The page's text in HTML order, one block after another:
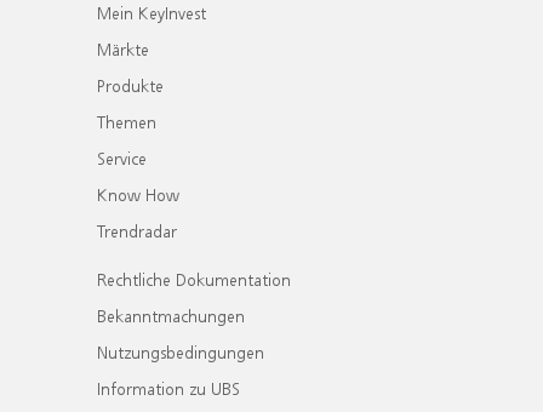
Mein KeyInvest
Märkte
Produkte
Themen
Service
Know How
Trendradar
Rechtliche Dokumentation
Bekanntmachungen
Nutzungsbedingungen
Information zu UBS